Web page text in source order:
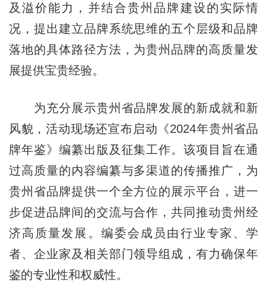
及溢价能力，并结合贵州品牌建设的实际情
况，提出建立品牌系统思维的五个层级和品牌
落地的具体路径方法，为贵州品牌的高质量发
展提供宝贵经验。
为充分展示贵州省品牌发展的新成就和新
风貌，活动现场还宣布启动《2024年贵州省品
牌年鉴》编纂出版及征集工作。该项目旨在通
过高质量的内容编纂与多渠道的传播推广，为
贵州省品牌提供一个全方位的展示平台，进一
步促进品牌间的交流与合作，共同推动贵州经
济高质量发展。编委会成员由行业专家、学
者、企业家及相关部门领导组成，有力确保年
鉴的专业性和权威性。